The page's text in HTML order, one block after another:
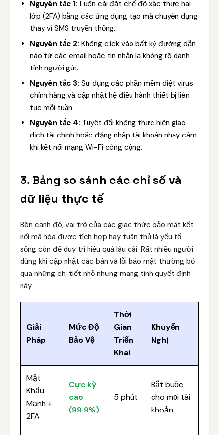
Nguyên tắc 1: Luôn cài đặt chế độ xác thực hai
lớp (2FA) bằng các ứng dụng tạo mã chuyên dụng
thay vì SMS truyền thống.
Nguyên tắc 2: Không click vào bất kỳ đường dẫn
nào từ các email hoặc tin nhắn lạ không rõ danh
tính người gửi.
Nguyên tắc 3: Sử dụng các phần mềm diệt virus
chính hãng và cập nhật hệ điều hành thiết bị liên
tục mỗi tuần.
Nguyên tắc 4: Tuyệt đối không thực hiện giao
dịch tài chính hoặc đăng nhập tài khoản nhạy cảm
khi kết nối mạng Wi-Fi công cộng.
3. Bảng so sánh các chỉ số và
dữ liệu thực tế
Bên cạnh đó, vai trò của các giao thức bảo mật kết
nối mã hóa được tích hợp hay tuân thủ là yếu tố
sống còn để duy trì hiệu quả lâu dài. Rất nhiều người
dùng khi cập nhật các bản vá lỗi bảo mật thường bỏ
qua những chi tiết nhỏ nhưng mang tính quyết định
này.
Giải
Pháp
Mức Độ
Bảo Vệ
Thời
Gian
Triển
Khai
Khuyến
Nghị
Mật
Khẩu
Mạnh +
2FA
Cực kỳ
cao
(99.9%)
5 phút
Bắt buộc
cho mọi tài
khoản